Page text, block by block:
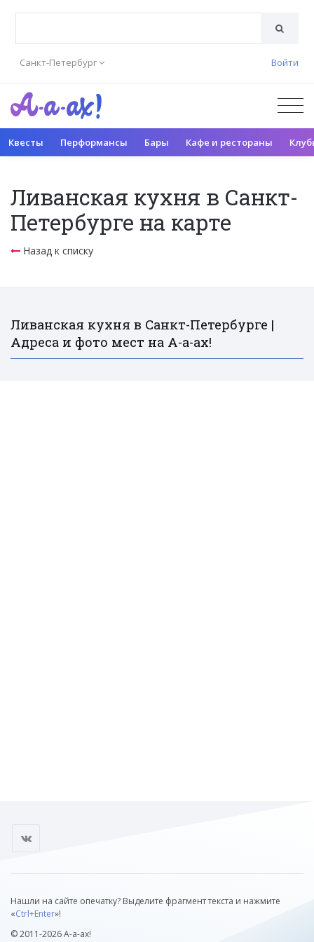
Санкт-Петербург Войти
Квесты Перформансы Бары Кафе и рестораны
Ливанская кухня в Санкт-
Петербурге на карте
Назад к списку
Ливанская кухня в Санкт-Петербурге |
Адреса и фото мест на А-а-ах!
Нашли на сайте опечатку? Выделите фрагмент текста и нажмите
«Ctrl+Enter»!
© 2011-2026 А-а-ах!